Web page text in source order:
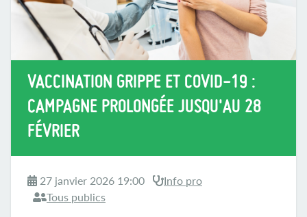
VACCINATION GRIPPE ET COVID-19 :
CAMPAGNE PROLONGÉE JUSQU'AU 28
FÉVRIER
27 janvier 2026 19:00
Info pro
Tous publics